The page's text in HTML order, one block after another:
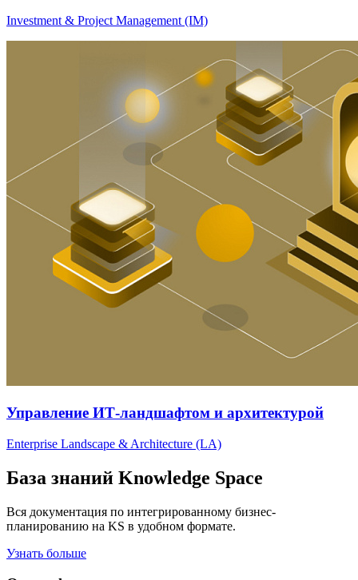
Investment & Project Management (IM)
Управление ИТ-ландшафтом и архитектурой
Enterprise Landscape & Architecture (LA)
База знаний Knowledge Space
Вся документация по интегрированному бизнес-
планированию на KS в удобном формате.
Узнать больше